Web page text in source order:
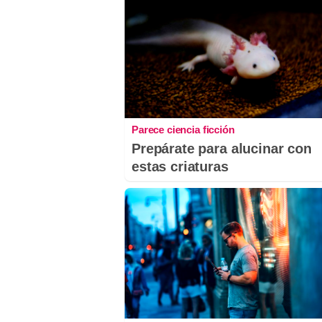
Parece ciencia ficción
Prepárate para alucinar con
estas criaturas